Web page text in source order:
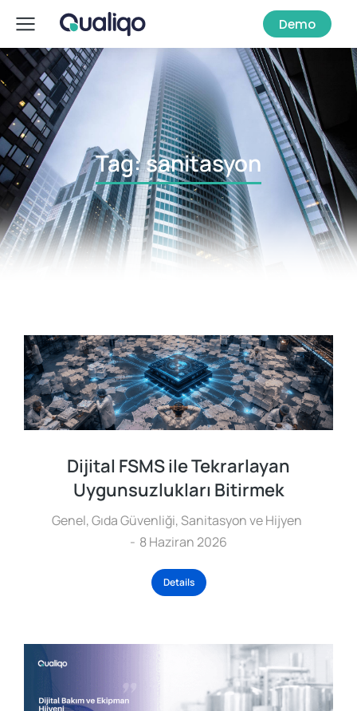
Demo
Tag: sanitasyon
Dijital FSMS ile Tekrarlayan
Uygunsuzlukları Bitirmek
Genel,Gıda Güvenliği,Sanitasyon ve Hijyen
8 Haziran 2026
Details